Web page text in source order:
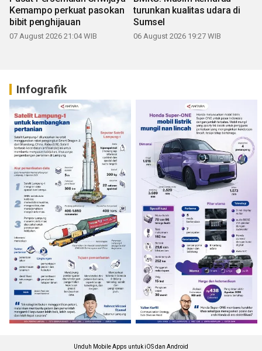
Kemampo perkuat pasokan
bibit penghijauan
07 August 2026 21:04 WIB
turunkan kualitas udara di
Sumsel
06 August 2026 19:27 WIB
Infografik
Unduh Mobile Apps untuk iOS dan Android